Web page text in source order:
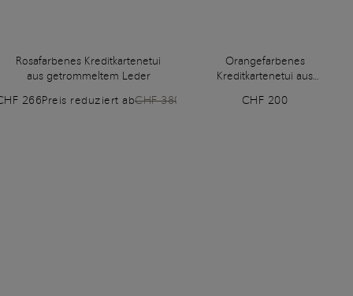
Rosafarbenes Kreditkartenetui
aus getrommeltem Leder
266Preis reduziert abCHF 380
Orangefarbenes
Kreditkartenetui aus
CHF 200